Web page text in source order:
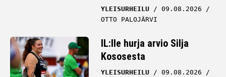
YLEISURHEILU
09.08.2026
OTTO PALOJÄRVI
IL:lle hurja arvio Silja
Kososesta
YLEISURHEILU
09.08.2026